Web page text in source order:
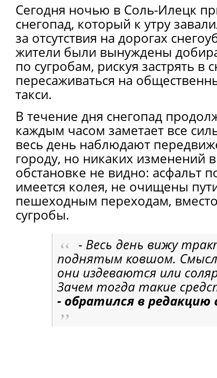
Сегодня ночью в Соль-Илецк
снегопад, который к утру
за отсутствия на дорогах
жители были вынуждены
по сугробам, рискуя застрять в
пересаживаться на
такси.
В течение дня снегопад
каждым часом заметает все
весь день наблюдают
городу, но никаких изменений
обстановке не видно: асфальт
имеется колея, не очищены
пешеходным переходам,
сугробы.
- Весь день вижу
поднятым ковшом. Смысл
они издеваются или
Зачем тогда такие
- обратился в редакцию